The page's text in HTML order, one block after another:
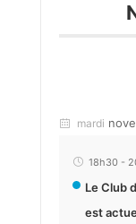
mardi
18h30 -
Le Club
est